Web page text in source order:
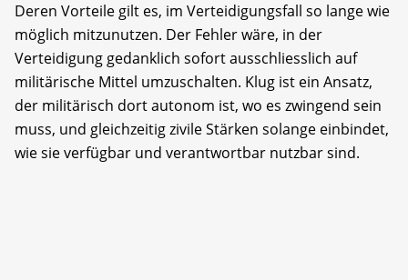
Deren Vorteile gilt es, im Verteidigungsfall so lange wie
möglich mitzunutzen. Der Fehler wäre, in der
Verteidigung gedanklich sofort ausschliesslich auf
militärische Mittel umzuschalten. Klug ist ein Ansatz,
der militärisch dort autonom ist, wo es zwingend sein
muss, und gleichzeitig zivile Stärken solange einbindet,
wie sie verfügbar und verantwortbar nutzbar sind.